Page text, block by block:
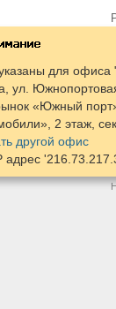
для офиса
ул.
«Южный
2 этаж,
другой офис